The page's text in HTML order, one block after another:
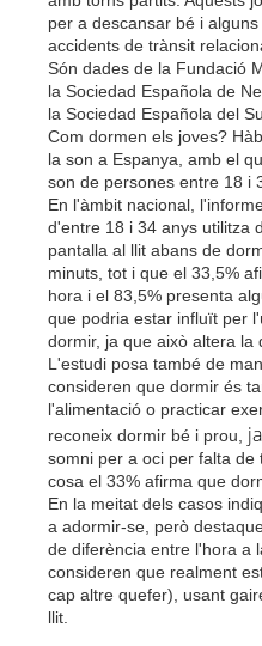
per a descansar bé i
accidents de trànsit
Són dades de la Fundació
la Sociedad Española de
la Sociedad Española del
Com dormen els joves?
la son a Espanya, amb el
son de persones entre 18 i
En l'àmbit nacional,
d'entre 18 i 34 anys utilitza
pantalla al llit abans de
minuts, tot i que el 33,5%
hora i el 83,5% presenta
que podria estar influït per
dormir, ja que això altera la
L'estudi posa també de
consideren que dormir és
l'alimentació o practicar
reconeix dormir bé i prou,
somni per a oci per falta
cosa el 33% afirma que
En la meitat dels casos
a adormir-se, però
de diferència entre l'hora a
consideren que realment
cap altre quefer), usant
llit.